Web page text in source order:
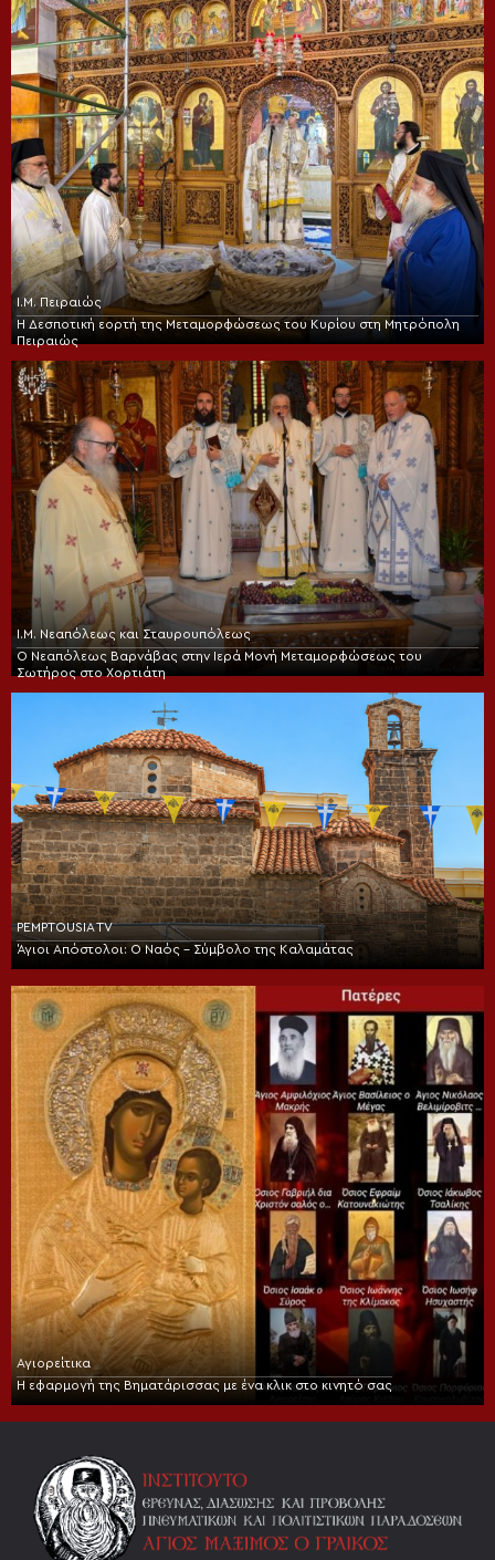
Ι.Μ. Πειραιώς
Η Δεσποτική εορτή της Μεταμορφώσεως του Κυρίου στη Μητρόπολη
Πειραιώς
Ι.Μ. Νεαπόλεως και Σταυρουπόλεως
Ο Νεαπόλεως Βαρνάβας στην Ιερά Μονή Μεταμορφώσεως του
Σωτήρος στο Χορτιάτη
PEMPTOUSIA TV
Άγιοι Απόστολοι: Ο Ναός – Σύμβολο της Καλαμάτας
Αγιορείτικα
Η εφαρμογή της Βηματάρισσας με ένα κλικ στο κινητό σας